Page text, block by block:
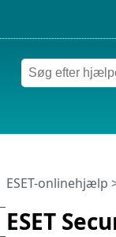
ESET
ESET-onlinehjælp